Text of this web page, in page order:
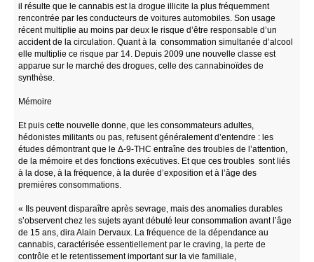
il résulte que le cannabis est la drogue illicite la plus fréquemment
rencontrée par les conducteurs de voitures automobiles. Son usage
récent multiplie au moins par deux le risque d’être responsable d’un
accident de la circulation. Quant à la consommation simultanée d’alcool
elle multiplie ce risque par 14. Depuis 2009 une nouvelle classe est
apparue sur le marché des drogues, celle des cannabinoïdes de
synthèse.
Mémoire
Et puis cette nouvelle donne, que les consommateurs adultes,
hédonistes militants ou pas, refusent généralement d’entendre : les
études démontrant que le Δ-9-THC entraîne des troubles de l’attention,
de la mémoire et des fonctions exécutives. Et que ces troubles sont liés
à la dose, à la fréquence, à la durée d’exposition et à l’âge des
premières consommations.
« Ils peuvent disparaître après sevrage, mais des anomalies durables
s’observent chez les sujets ayant débuté leur consommation avant l’âge
de 15 ans, dira Alain Dervaux. La fréquence de la dépendance au
cannabis, caractérisée essentiellement par le craving, la perte de
contrôle et le retentissement important sur la vie familiale,